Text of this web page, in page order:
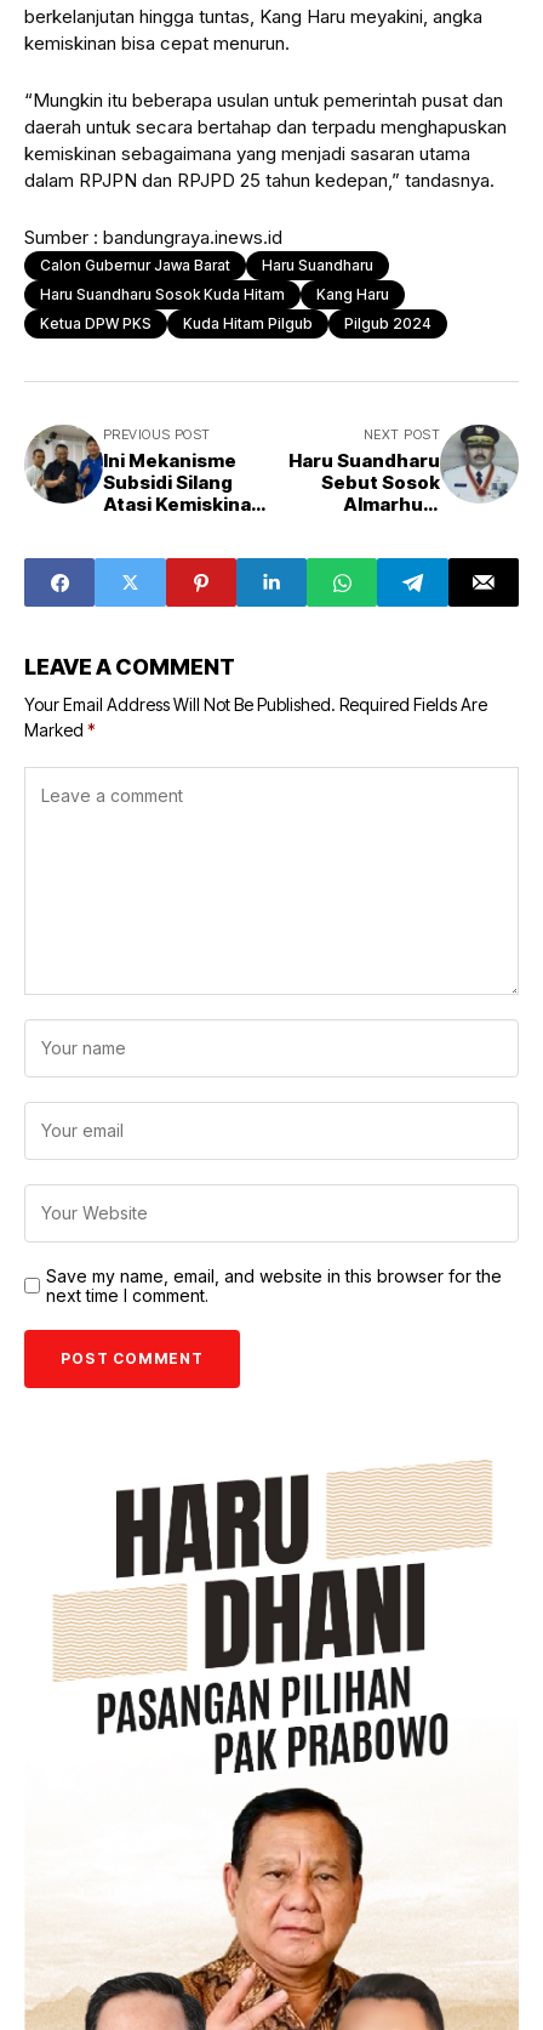
berkelanjutan hingga tuntas, Kang Haru meyakini, angka
kemiskinan bisa cepat menurun.
“Mungkin itu beberapa usulan untuk pemerintah pusat dan
daerah untuk secara bertahap dan terpadu menghapuskan
kemiskinan sebagaimana yang menjadi sasaran utama
dalam RPJPN dan RPJPD 25 tahun kedepan,” tandasnya.
Sumber : bandungraya.inews.id
Calon Gubernur Jawa Barat
Haru Suandharu
Haru Suandharu Sosok Kuda Hitam
Kang Haru
Ketua DPW PKS
Kuda Hitam Pilgub Pilgub 2024
PREVIOUS POST
Ini Mekanisme
Subsidi Silang
Atasi Kemiskinan
NEXT POST
Haru Suandharu
Sebut Sosok
Almarhum
Nuriana Berjiwa
Tegas dan Miliki
Jiwa Kepedulian
LEAVE A COMMENT
Your Email Address Will Not Be Published. Required Fields Are
Marked *
Save my name, email, and website in this browser for the
next time I comment.